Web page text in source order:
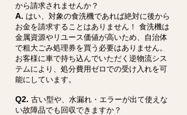
から請求されませんか？
A. はい、対象の食洗機であれば絶対に後から
お金を請求することはありません！ 食洗機は
金属資源やリユース価値が高いため、自治体
で粗大ごみ処理券を買う必要はありません。
お客様に車で持ち込んでいただく逆物流シス
テムにより、処分費用ゼロでの受け入れを可
能にしています。
Q2. 古い型や、水漏れ・エラーが出て使えな
い故障品でも回収できますか？